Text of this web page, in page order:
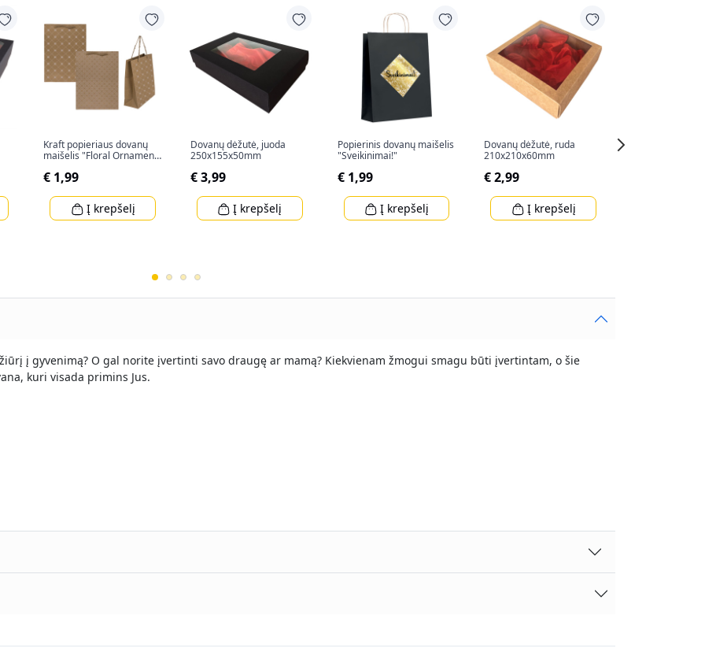
Kraft popieriaus dovanų
maišelis "Floral Ornament"
€ 1,99
Į krepšelį
Dovanų dėžutė, juoda
250x155x50mm
€ 3,99
Į krepšelį
Popierinis dovanų maišelis
"Sveikinimai!"
€ 1,99
Į krepšelį
Dovanų dėžutė, ruda
210x210x60mm
€ 2,99
Į krepšelį
į gyvenimą? O gal norite įvertinti savo draugę ar mamą? Kiekvienam žmogui smagu būti įvertintam, o šie
kuri visada primins Jus.